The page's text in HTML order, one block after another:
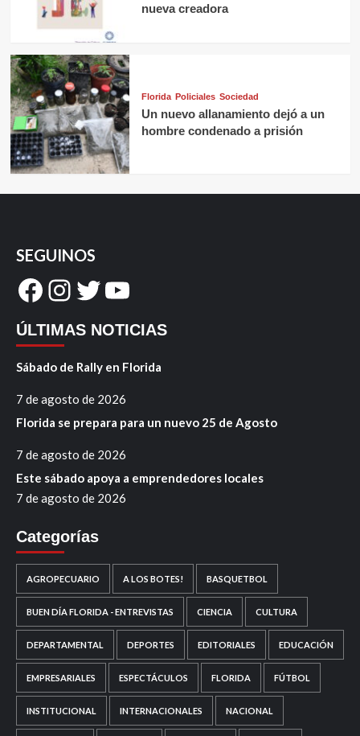
nueva creadora
Florida Policiales Sociedad
Un nuevo allanamiento dejó a un
hombre condenado a prisión
SEGUINOS
Facebook
Instagram
Twitter
YouTube
ÚLTIMAS NOTICIAS
Sábado de Rally en Florida
7 de agosto de 2026
Florida se prepara para un nuevo 25 de Agosto
7 de agosto de 2026
Este sábado apoya a emprendedores locales
7 de agosto de 2026
Categorías
AGROPECUARIO A LOS BOTES! BASQUETBOL
BUEN DÍA FLORIDA - ENTREVISTAS CIENCIA CULTURA
DEPARTAMENTAL DEPORTES EDITORIALES EDUCACIÓN
EMPRESARIALES ESPECTÁCULOS FLORIDA FÚTBOL
INSTITUCIONAL INTERNACIONALES NACIONAL